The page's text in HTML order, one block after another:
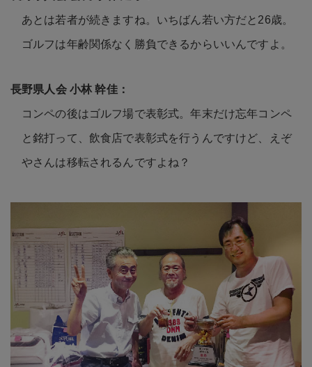
あとは若者が続きますね。いちばん若い方だと26歳。
ゴルフは年齢関係なく勝負できるからいいんですよ。
コンペの後はゴルフ場で表彰式。年末だけ忘年コンペ
と銘打って、飲食店で表彰式を行うんですけど、えぞ
やさんは移転されるんですよね？